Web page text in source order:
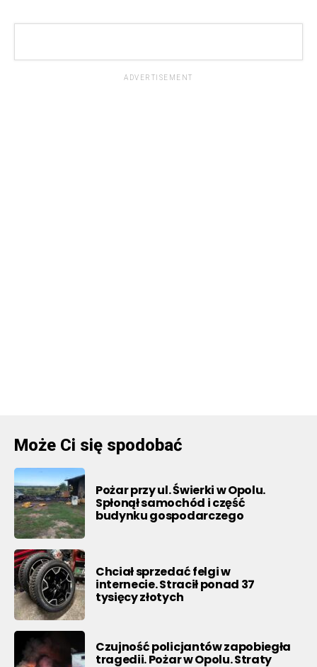
ADVERTISEMENT
Może Ci się spodobać
Pożar przy ul. Świerki w Opolu.
Spłonął samochód i część
budynku gospodarczego
Chciał sprzedać felgi w
internecie. Stracił ponad 37
tysięcy złotych
Czujność policjantów zapobiegła
tragedii. Pożar w Opolu. Straty